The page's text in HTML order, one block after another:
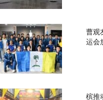
曹观
运会
槟推